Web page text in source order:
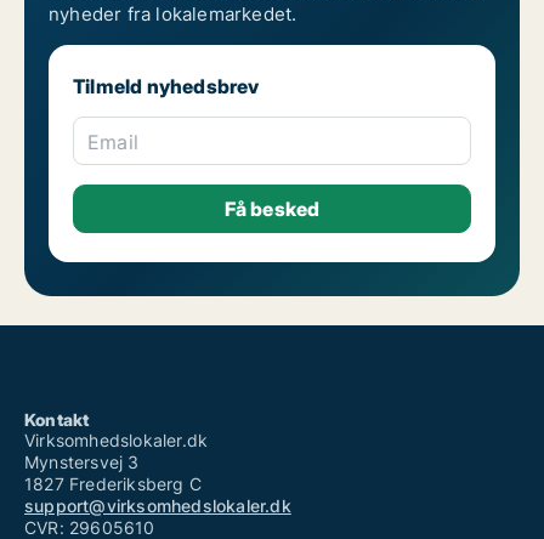
nyheder fra lokalemarkedet.
Tilmeld nyhedsbrev
Email
Kontakt
Virksomhedslokaler.dk
Mynstersvej 3
1827 Frederiksberg C
support@virksomhedslokaler.dk
CVR: 29605610